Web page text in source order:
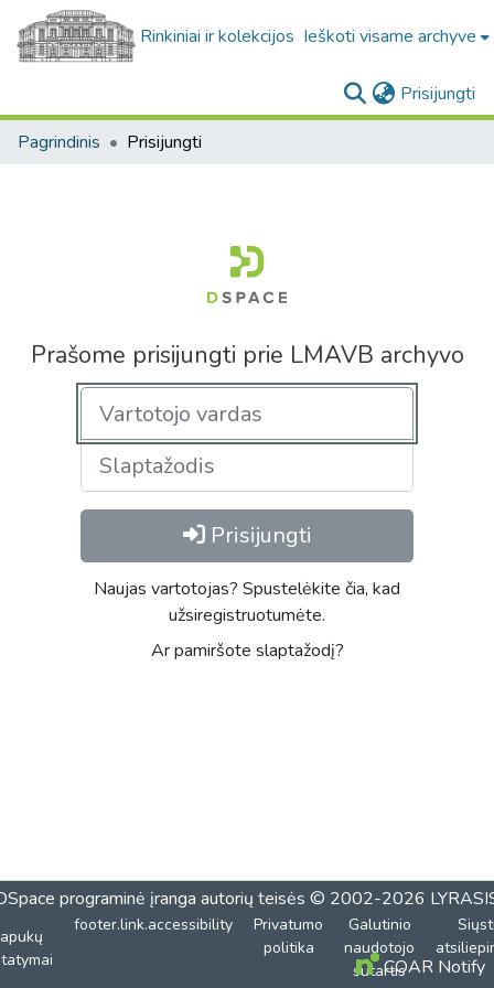
Rinkiniai ir kolekcijos Ieškoti visame archyve
Prisijungti
Pagrindinis Prisijungti
Prašome prisijungti prie LMAVB archyvo
Prisijungti
Naujas vartotojas? Spustelėkite čia, kad
užsiregistruotumėte.
Ar pamiršote slaptažodį?
programinė įranga autorių teisės © 2002-2026
footer.link.accessibility
Privatumo
politika
Galutinio
naudotojo
sutartisCOAR Notify